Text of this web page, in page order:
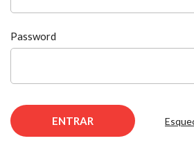
Password